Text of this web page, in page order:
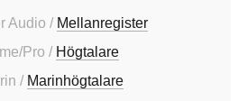
Audio / Mellanregister
Pro / Högtalare
/ Marinhögtalare